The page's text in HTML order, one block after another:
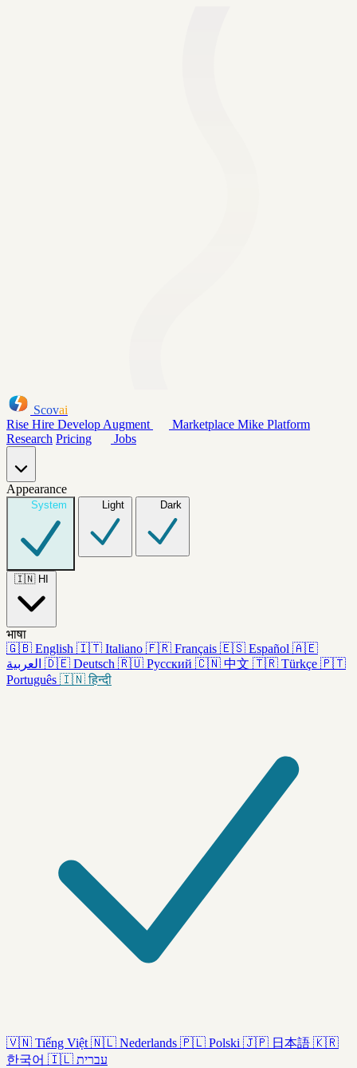
Scovai
Rise Hire Develop Augment Marketplace Mike Platform
Research Pricing Jobs
Appearance
System Light Dark
🇮🇳 HI
भाषा
🇬🇧 English 🇮🇹 Italiano 🇫🇷 Français 🇪🇸 Español 🇦🇪
العربية 🇩🇪 Deutsch 🇷🇺 Русский 🇨🇳 中文 🇹🇷 Türkçe 🇵🇹
Português 🇮🇳 हिन्दी
🇻🇳 Tiếng Việt 🇳🇱 Nederlands 🇵🇱 Polski 🇯🇵 日本語 🇰🇷
한국어 🇮🇱 עברית